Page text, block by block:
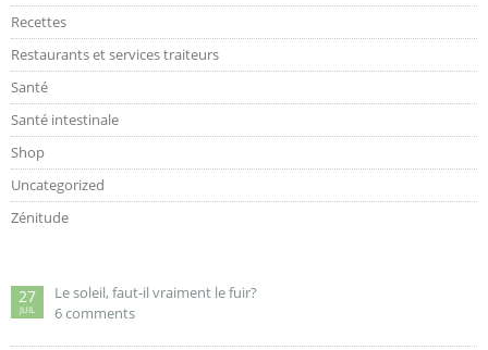
Recettes
Restaurants et services traiteurs
Santé
Santé intestinale
Shop
Uncategorized
Zénitude
27
JUIL
Le soleil, faut-il vraiment le fuir?
6 comments